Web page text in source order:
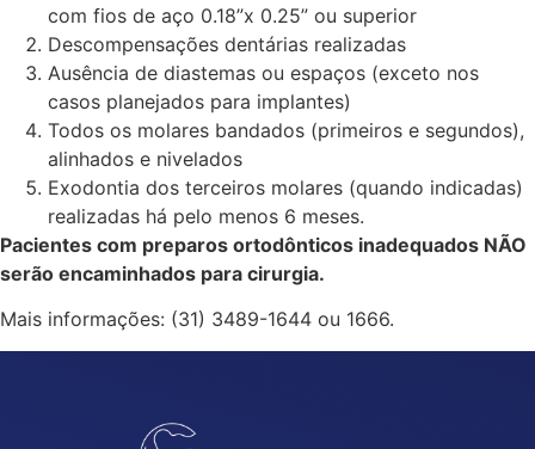
com fios de aço 0.18”x 0.25” ou superior
Descompensações dentárias realizadas
Ausência de diastemas ou espaços (exceto nos
casos planejados para implantes)
Todos os molares bandados (primeiros e segundos),
alinhados e nivelados
Exodontia dos terceiros molares (quando indicadas)
realizadas há pelo menos 6 meses.
Pacientes com preparos ortodônticos inadequados NÃO
serão encaminhados para cirurgia.
Mais informações: (31) 3489-1644 ou 1666.